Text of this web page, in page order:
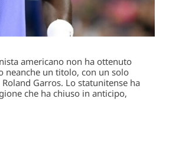
americano non ha ottenuto
neanche un titolo, con un solo
Garros. Lo statunitense ha
che ha chiuso in anticipo,